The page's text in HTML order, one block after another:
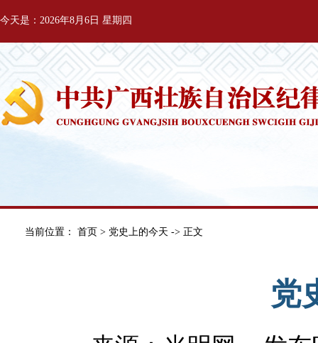
今天是：2026年8月6日 星期四
当前位置： 首页 > 党史上的今天 -> 正文
党